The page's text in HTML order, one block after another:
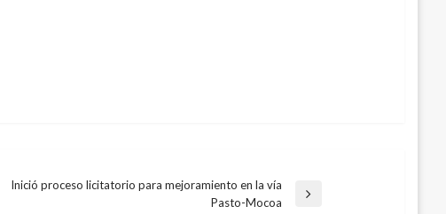
Inició proceso licitatorio para mejoramiento en la vía
Pasto-Mocoa